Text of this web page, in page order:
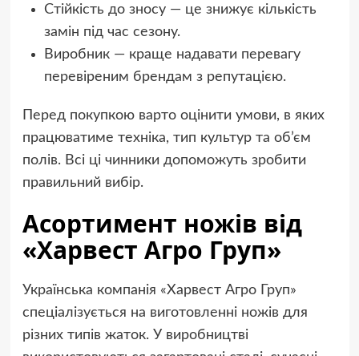
Стійкість до зносу — це знижує кількість
замін під час сезону.
Виробник — краще надавати перевагу
перевіреним брендам з репутацією.
Перед покупкою варто оцінити умови, в яких
працюватиме техніка, тип культур та об’єм
полів. Всі ці чинники допоможуть зробити
правильний вибір.
Асортимент ножів від
«Харвест Агро Груп»
Українська компанія «Харвест Агро Груп»
спеціалізується на виготовленні ножів для
різних типів жаток. У виробництві